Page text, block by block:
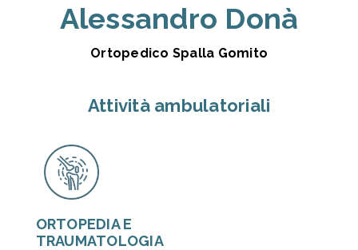
Alessandro Donà
Ortopedico Spalla Gomito
Attività ambulatoriali
ORTOPEDIA E
TRAUMATOLOGIA